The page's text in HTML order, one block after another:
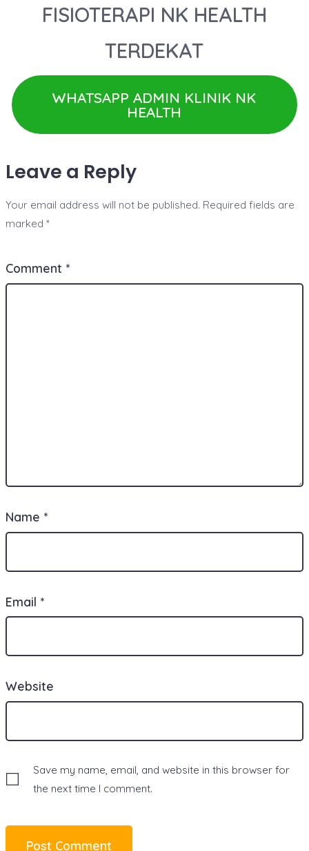
FISIOTERAPI NK HEALTH
TERDEKAT
WHATSAPP ADMIN KLINIK NK
HEALTH
Leave a Reply
Your email address will not be published. Required fields are
marked*
Comment *
Name *
Email *
Website
Save my name, email, and website in this browser for
the next time I comment.